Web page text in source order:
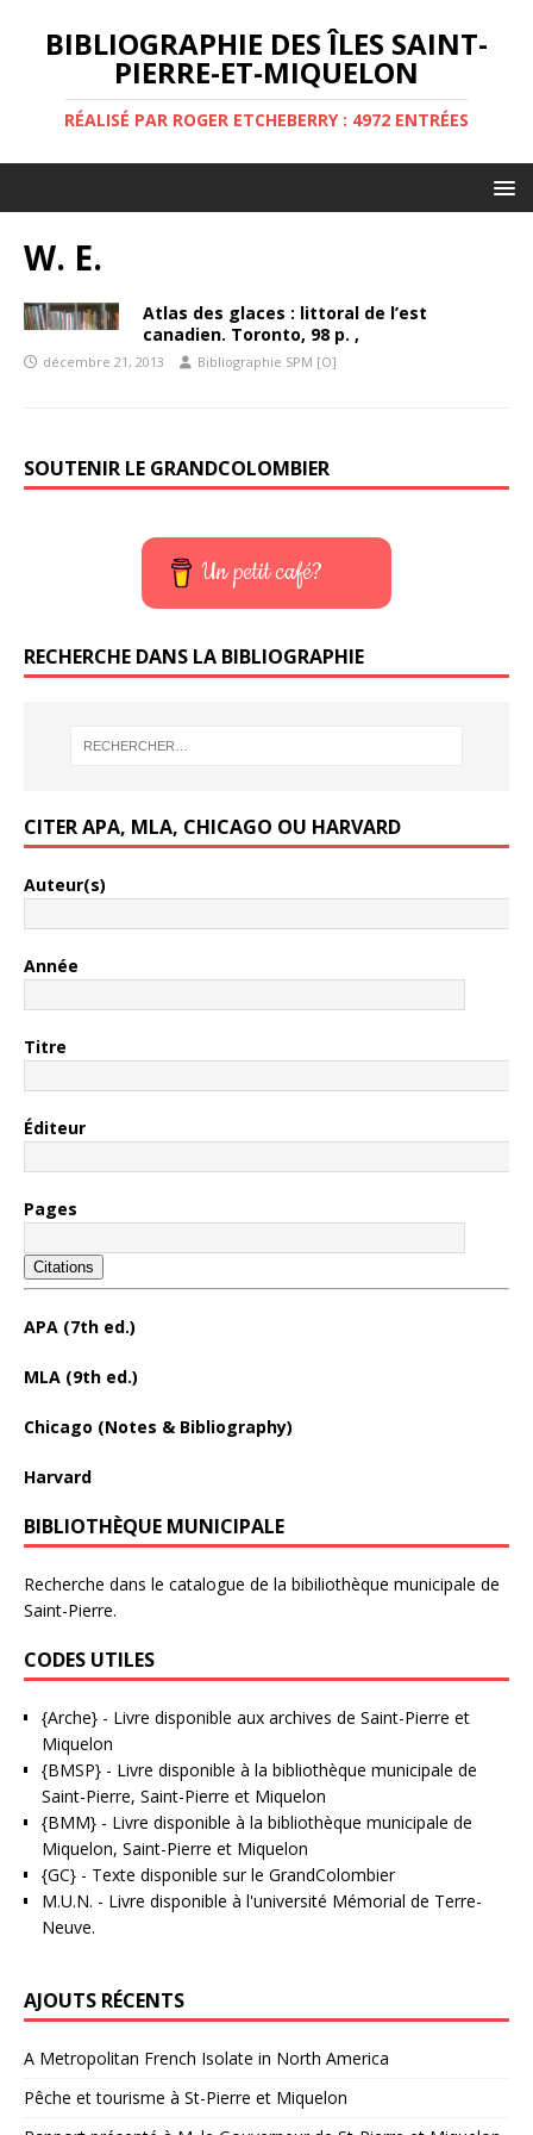
BIBLIOGRAPHIE DES ÎLES SAINT-
PIERRE-ET-MIQUELON
RÉALISÉ PAR ROGER ETCHEBERRY : 4972 ENTRÉES
W. E.
Atlas des glaces : littoral de l’est
canadien. Toronto, 98 p. ,
décembre 21, 2013 Bibliographie SPM [O]
SOUTENIR LE GRANDCOLOMBIER
Un petit café?
RECHERCHE DANS LA BIBLIOGRAPHIE
CITER APA, MLA, CHICAGO OU HARVARD
Auteur(s)
Année
Titre
Éditeur
Pages
Citations
APA (7th ed.)
MLA (9th ed.)
Chicago (Notes & Bibliography)
Harvard
BIBLIOTHÈQUE MUNICIPALE
Recherche dans le catalogue de la bibiliothèque municipale de
Saint-Pierre.
CODES UTILES
{Arche} - Livre disponible aux archives de Saint-Pierre et
Miquelon
{BMSP} - Livre disponible à la bibliothèque municipale de
Saint-Pierre, Saint-Pierre et Miquelon
{BMM} - Livre disponible à la bibliothèque municipale de
Miquelon, Saint-Pierre et Miquelon
{GC} - Texte disponible sur le GrandColombier
M.U.N. - Livre disponible à l'université Mémorial de Terre-
Neuve.
AJOUTS RÉCENTS
A Metropolitan French Isolate in North America
Pêche et tourisme à St-Pierre et Miquelon